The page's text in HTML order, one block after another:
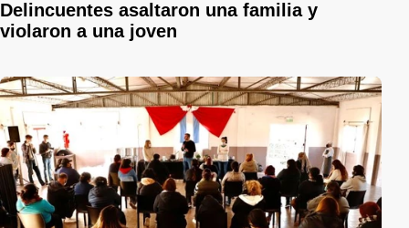
Delincuentes asaltaron una familia y
violaron a una joven